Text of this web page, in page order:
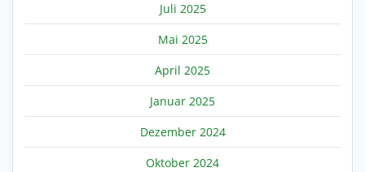
Juli 2025
Mai 2025
April 2025
Januar 2025
Dezember 2024
Oktober 2024